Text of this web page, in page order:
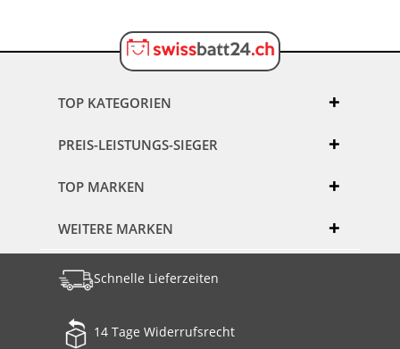
TOP KATEGORIEN
PREIS-LEISTUNGS-SIEGER
TOP MARKEN
WEITERE MARKEN
Schnelle Lieferzeiten
14 Tage Widerrufsrecht